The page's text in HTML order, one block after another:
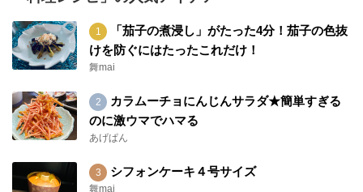
「茄子の煮浸し」がたった4分！茄子の色抜
けを防ぐにはたったこれだけ！
舞mai
カラムーチョにんじんサラダ★簡単すぎる
のに激ウマでハマる
あげぱん
シフォンケーキ４号サイズ
舞mai